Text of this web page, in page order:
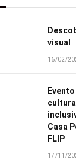
visual
16/02/
Casa
FLIP
17/11/